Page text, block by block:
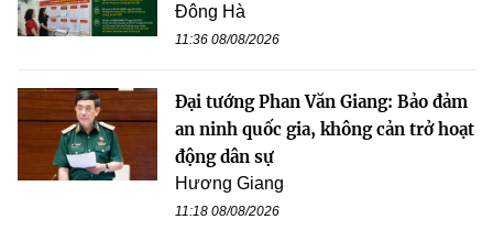
Đông Hà
11:36 08/08/2026
Đại tướng Phan Văn Giang: Bảo đảm
an ninh quốc gia, không cản trở hoạt
động dân sự
Hương Giang
11:18 08/08/2026